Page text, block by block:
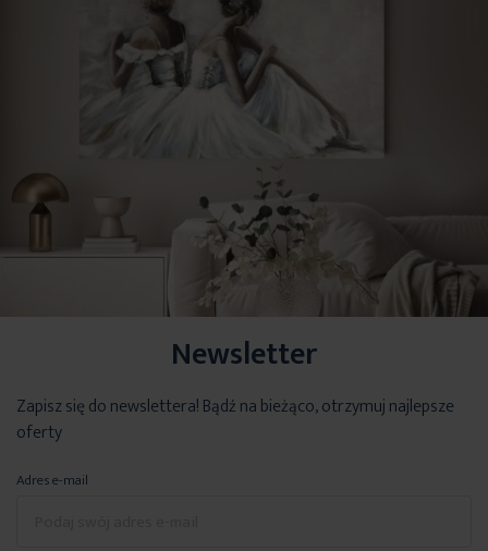
Newsletter
Zapisz się do newslettera! Bądź na bieżąco, otrzymuj najlepsze
oferty
Adres e-mail